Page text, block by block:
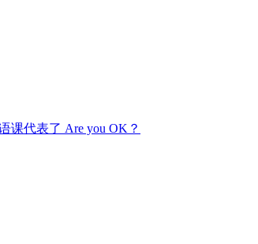
课代表了 Are you OK？